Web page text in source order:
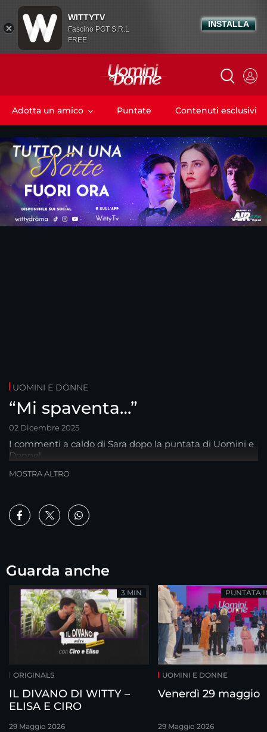
Adotta un amico Puntate Contenuti esclusivi
UOMINI E DONNE
“Mi spaventa…”
02 Dicembre 2025
I commenti a caldo di Sara dopo la puntata di Uomini e
Donne!
MOSTRA ALTRO
Guarda anche
ORIGINALS
IL DIVANO DI WITTY –
ELISA E CIRO
29 Maggio 2026
3 MIN
UOMINI E DONNE
Venerdì 29 maggio
29 Maggio 2026
PUNTATA
WITTYTV
Fascino PGT S.R.L
FREE
INSTALLA